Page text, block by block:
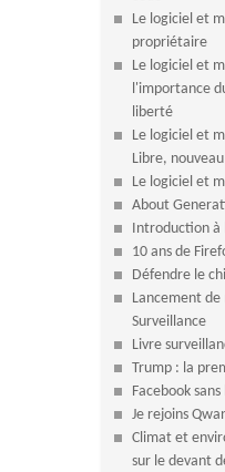
Le logiciel et
propriétaire
Le logiciel et
l'importance
liberté
Le logiciel et
Libre,
Le logiciel et
About
Introduction à
10 ans de
Défendre le
Lancement de
Surveillance
Livre
Trump : la
Facebook
Je rejoins
Climat et
sur le devant